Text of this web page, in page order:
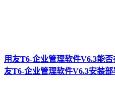
用友T6-企业管理软件V6.3能
友T6-企业管理软件V6.3安装部